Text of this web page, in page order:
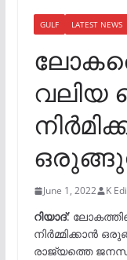
GULF LATEST NEWS
വലിയ
June 1, 2022 K
റിയാദ്:
നിർമ്മിക്കാൻ
രാജ്യത്തെ